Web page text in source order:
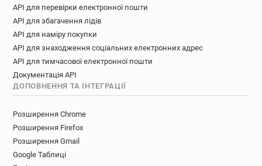
API для перевірки електронної пошти
API для збагачення лідів
API для наміру покупки
API для знаходження соціальних електронних адрес
API для тимчасової електронної пошти
Документація API
ДОПОВНЕННЯ ТА ІНТЕГРАЦІЇ
Розширення Chrome
Розширення Firefox
Розширення Gmail
Google Таблиці